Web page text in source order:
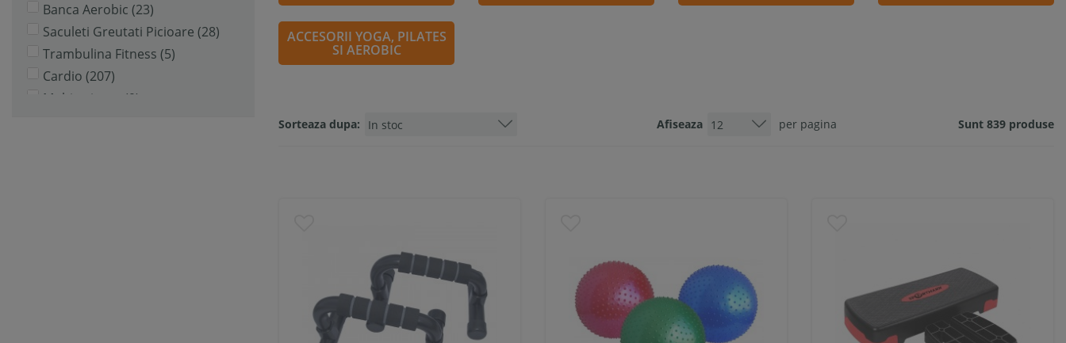
Banca Aerobic (23)
Saculeti Greutati Picioare (28)
Trambulina Fitness (5)
Cardio (207)
Multitrainere
(9)
ACCESORII YOGA, PILATES
SI AEROBIC
Sorteaza dupa: Afiseaza per pagina Sunt 839 produse